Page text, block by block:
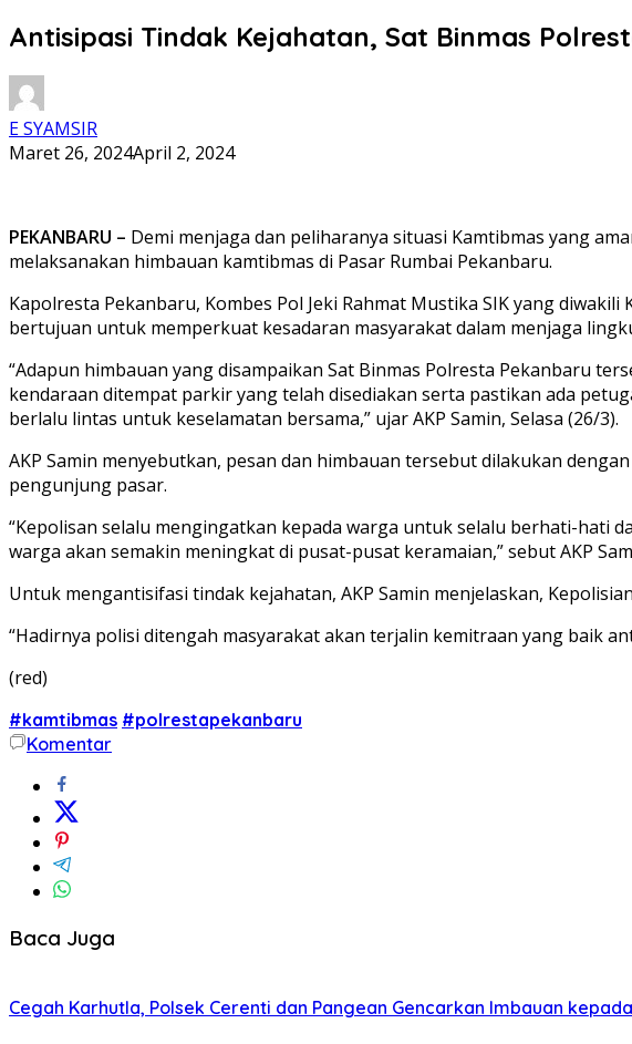
Antisipasi Tindak Kejahatan, Sat Binmas
E SYAMSIR
Maret 26, 2024April 2, 2024
PEKANBARU – Demi menjaga dan peliharanya situasi Kamtibmas yang
melaksanakan himbauan kamtibmas di Pasar Rumbai Pekanbaru.
Kapolresta Pekanbaru, Kombes Pol Jeki Rahmat Mustika SIK yang
bertujuan untuk memperkuat kesadaran masyarakat dalam menjaga
“Adapun himbauan yang disampaikan Sat Binmas Polresta Pekanbaru
kendaraan ditempat parkir yang telah disediakan serta pastikan ada
berlalu lintas untuk keselamatan bersama,” ujar AKP Samin, Selasa (26/3).
AKP Samin menyebutkan, pesan dan himbauan tersebut dilakukan
pengunjung pasar.
“Kepolisan selalu mengingatkan kepada warga untuk selalu berhati-hati
warga akan semakin meningkat di pusat-pusat keramaian,” sebut AKP
Untuk mengantisifasi tindak kejahatan, AKP Samin menjelaskan,
“Hadirnya polisi ditengah masyarakat akan terjalin kemitraan yang baik
(red)
#kamtibmas #polrestapekanbaru
Komentar
Baca Juga
Cegah Karhutla, Polsek Cerenti dan Pangean Gencarkan Imbauan